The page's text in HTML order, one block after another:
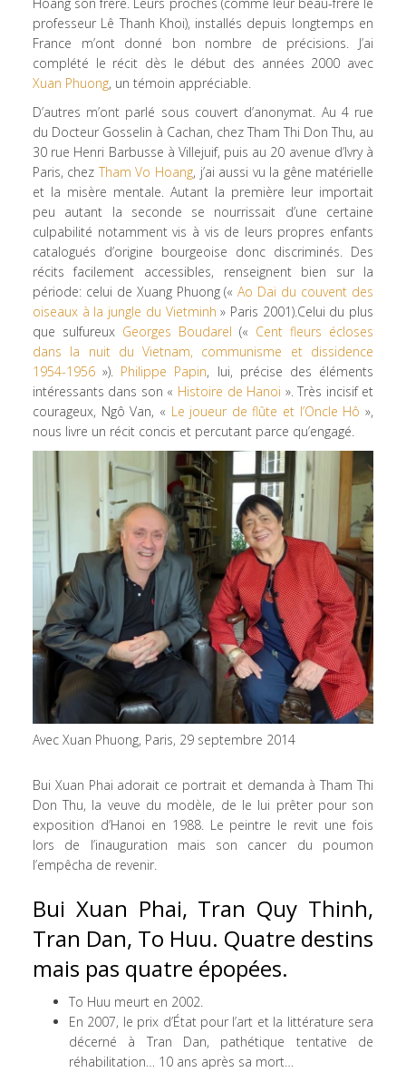
professeur Lê Thanh Khoi), installés depuis longtemps en
France m’ont donné bon nombre de précisions. J’ai
complété le récit dès le début des années 2000 avec
Xuan Phuong, un témoin appréciable.
D’autres m’ont parlé sous couvert d’anonymat. Au 4 rue
du Docteur Gosselin à Cachan, chez Tham Thi Don Thu, au
30 rue Henri Barbusse à Villejuif, puis au 20 avenue d’Ivry à
Paris, chez Tham Vo Hoang, j’ai aussi vu la gêne matérielle
et la misère mentale. Autant la première leur importait
peu autant la seconde se nourrissait d’une certaine
culpabilité notamment vis à vis de leurs propres enfants
catalogués d’origine bourgeoise donc discriminés. Des
récits facilement accessibles, renseignent bien sur la
période: celui de Xuang Phuong («Ao Dai du couvent des
oiseaux à la jungle du Vietminh » Paris 2001).Celui du plus
que sulfureux Georges Boudarel (« Cent fleurs écloses
dans la nuit du Vietnam, communisme et dissidence
1954-1956»). Philippe Papin, lui, précise des éléments
intéressants dans son « Histoire de Hanoi ». Très incisif et
courageux, Ngô Van, « Le joueur de flûte et l’Oncle Hô »,
nous livre un récit concis et percutant parce qu’engagé.
Avec Xuan Phuong, Paris, 29 septembre 2014
Bui Xuan Phai adorait ce portrait et demanda à Tham Thi
Don Thu, la veuve du modèle, de le lui prêter pour son
exposition d’Hanoi en 1988. Le peintre le revit une fois
lors de l’inauguration mais son cancer du poumon
l’empêcha de revenir.
Bui Xuan Phai, Tran Quy Thinh,
Tran Dan, To Huu. Quatre destins
mais pas quatre épopées.
To Huu meurt en 2002.
En 2007, le prix d’État pour l’art et la littérature sera
décerné à Tran Dan, pathétique tentative de
réhabilitation… 10 ans après sa mort…